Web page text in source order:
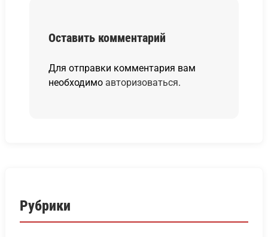
Оставить комментарий
Для отправки комментария вам
необходимо авторизоваться.
Рубрики